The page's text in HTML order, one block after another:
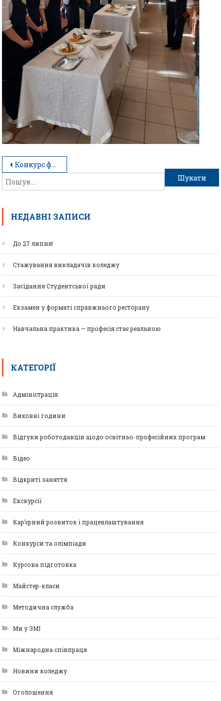
Конкурс фахової майстерності “Чорний ящик”
НЕДАВНІ ЗАПИСИ
До 27 липня!
Стажування викладачів коледжу
Засідання Студентської ради
Екзамен у форматі справжнього ресторану
Навчальна практика — професія стає реальною
КАТЕГОРІЇ
Адміністрація
Виховні години
Відгуки роботодавців щодо освітньо-професійних програм
Відео
Відкриті заняття
Екскурсії
Кар’єрний розвиток і працевлаштування
Конкурси та олімпіади
Курсова підготовка
Майстер-класи
Методична служба
Ми у ЗМІ
Міжнародна співпраця
Новини коледжу
Оголошення